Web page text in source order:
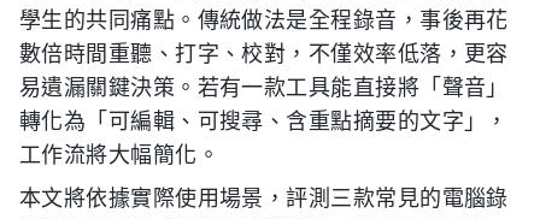
學生的共同痛點。傳統做法是全程錄音，事後再花
數倍時間重聽、打字、校對，不僅效率低落，更容
易遺漏關鍵決策。若有一款工具能直接將「聲音」
轉化為「可編輯、可搜尋、含重點摘要的文字」，
工作流將大幅簡化。
本文將依據實際使用場景，評測三款常見的電腦錄